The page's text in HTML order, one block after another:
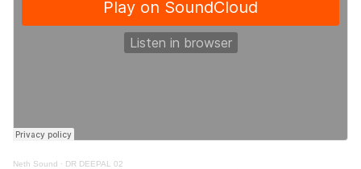
Neth Sound · DR DEEPAL 02